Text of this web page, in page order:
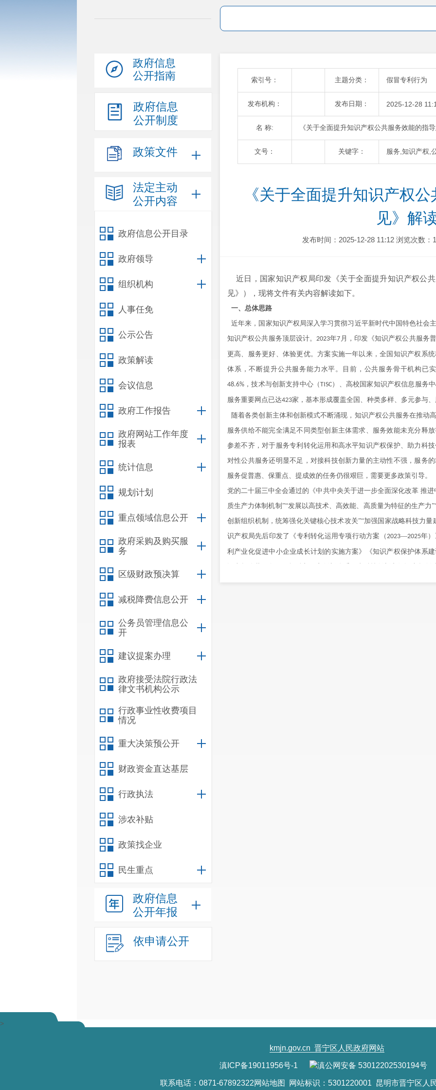
政府信息
公开指南
政府信息
公开制度
政策文件
法定主动
公开内容
政府信息公开目录
政府领导
组织机构
人事任免
公示公告
政策解读
会议信息
政府工作报告
政府网站工作年度
报表
统计信息
规划计划
重点领域信息公开
政府采购及购买服
务
区级财政预决算
减税降费信息公开
公务员管理信息公
开
建议提案办理
政府接受法院行政法
律文书机构公示
行政事业性收费项目
情况
重大决策预公开
财政资金直达基层
行政执法
涉农补贴
政策找企业
民生重点
政府信息
公开年报
依申请公开
索引号： 主题分类： 假冒专利行为
发布机构： 发布日期： 2025-12-28
名 称: 《关于全面提升知识产权公共服务效能的指
文号： 关键字： 服务,知识产权,
《关于全面提升知识产权
见》解
发布时间：2025-12-28 11:12 浏览次数：
近日，国家知识产权局印发《关于全面提升知识产权公
见》），现将文件有关内容解读如下。
一、总体思路
近年来，国家知识产权局深入学习贯彻习近平新时代中国特色社会
知识产权公共服务顶层设计。2023年7 月，印发《知识产权公共服务
更高、服务更好、体验更优。方案实施一年以来，全国知识产权系
体系，不断提升公共服务能力水平。目前，公共服务骨干机构已
48.6% ，技术与创新支持中心（TISC）、高校国家知识产权信息服务
服务重要网点已达423家，基本形成覆盖全国、种类多样、多元参与
随着各类创新主体和创新模式不断涌现，知识产权公共服务在推动
服务供给不能完全满足不同类型创新主体需求、服务效能未充分释
参差不齐，对于服务专利转化运用和高水平知识产权保护、助力科
对性公共服务还明显不足，对接科技创新力量的主动性不强，服务
服务促普惠、保重点、提成效的任务仍很艰巨，需要更多政策引导。
党的二十届三中全会通过的《中共中央关于进一步全面深化改革 推进
质生产力体制机制”“发展以高技术、高效能、高质量为特征的生产力
创新组织机制，统筹强化关键核心技术攻关”“加强国家战略科技力
识产权局先后印发了《专利转化运用专项行动方案（2023—2025年
利产业化促进中小企业成长计划的实施方案》《知识产权保护体系
此次《指导意见》的编制，就是要推动知识产权公共服务工作融入
利转化运用。充分发挥高校国家知识产权信息服务中心作用，加强
点产业加速转化。引导公共服务机构面向中小企业开展帮扶，深度
业化为成长路径的内涵式创新发展。集聚公共服务与市场化服务力
>
kmjn.gov.cn 晋宁区人民政府网站
滇ICP备19011956号-1 滇公网安备 53012202530194号
联系电话：0871-67892322网站地图 网站标识：5301220001 昆明市晋宁区人